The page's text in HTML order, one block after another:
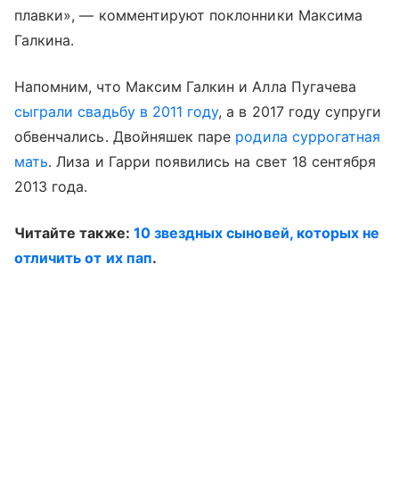
плавки», — комментируют поклонники Максима
Галкина.
Напомним, что Максим Галкин и Алла Пугачева
сыграли свадьбу в 2011 году, а в 2017 году супруги
обвенчались. Двойняшек паре родила суррогатная
мать. Лиза и Гарри появились на свет 18 сентября
2013 года.
Читайте также: 10 звездных сыновей, которых не
отличить от их пап.